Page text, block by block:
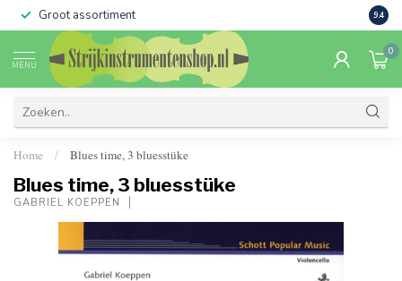
Groot assortiment 9.4
MENU
0
Home / Blues time, 3 bluesstüke
Blues time, 3 bluesstüke
GABRIEL KOEPPEN